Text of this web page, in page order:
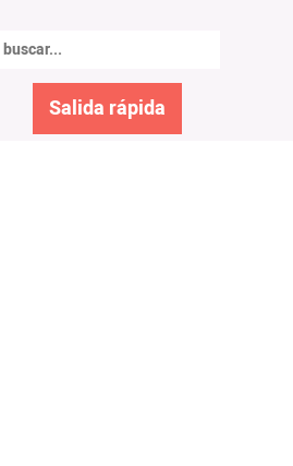
Salida rápida